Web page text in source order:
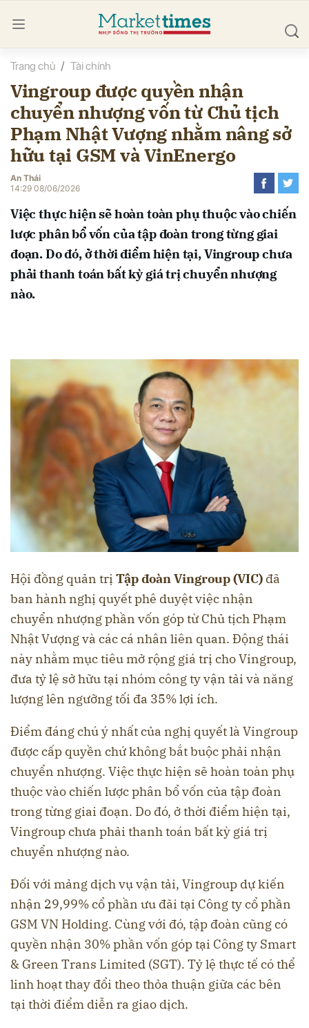
Trang chủ Tài chính
Vingroup được quyền nhận
chuyển nhượng vốn từ Chủ tịch
Phạm Nhật Vượng nhằm nâng sở
hữu tại GSM và VinEnergo
An Thái
14:29 08/06/2026
Việc thực hiện sẽ hoàn toàn phụ thuộc vào chiến
lược phân bổ vốn của tập đoàn trong từng giai
đoạn. Do đó, ở thời điểm hiện tại, Vingroup chưa
phải thanh toán bất kỳ giá trị chuyển nhượng
nào.
Hội đồng quản trị Tập đoàn Vingroup (VIC) đã
ban hành nghị quyết phê duyệt việc nhận
chuyển nhượng phần vốn góp từ Chủ tịch Phạm
Nhật Vượng và các cá nhân liên quan. Động thái
này nhằm mục tiêu mở rộng giá trị cho Vingroup,
đưa tỷ lệ sở hữu tại nhóm công ty vận tải và năng
lượng lên ngưỡng tối đa 35% lợi ích.
Điểm đáng chú ý nhất của nghị quyết là Vingroup
được cấp quyền chứ không bắt buộc phải nhận
chuyển nhượng. Việc thực hiện sẽ hoàn toàn phụ
thuộc vào chiến lược phân bổ vốn của tập đoàn
trong từng giai đoạn. Do đó, ở thời điểm hiện tại,
Vingroup chưa phải thanh toán bất kỳ giá trị
chuyển nhượng nào.
Đối với mảng dịch vụ vận tải, Vingroup dự kiến
nhận 29,99% cổ phần ưu đãi tại Công ty cổ phần
GSM VN Holding. Cùng với đó, tập đoàn cũng có
quyền nhận 30% phần vốn góp tại Công ty Smart
& Green Trans Limited (SGT). Tỷ lệ thực tế có thể
linh hoạt thay đổi theo thỏa thuận giữa các bên
tại thời điểm diễn ra giao dịch.
luận